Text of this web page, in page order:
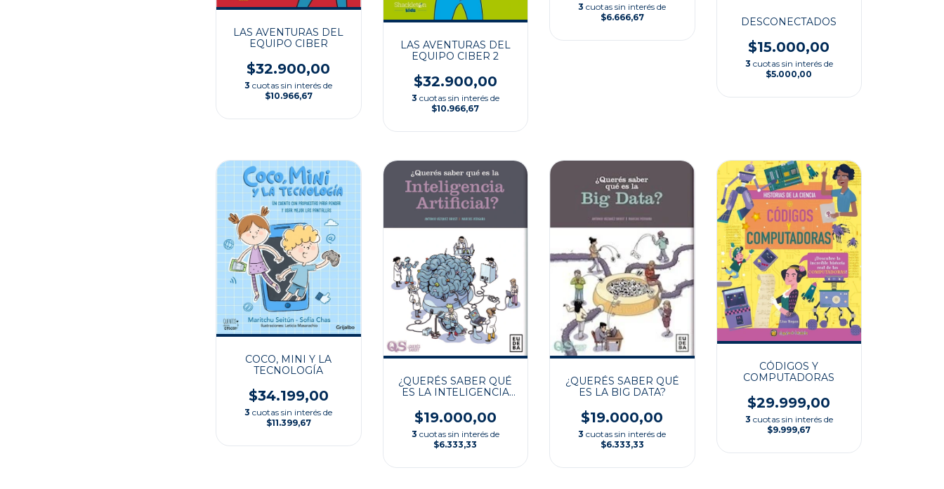
LAS AVENTURAS DEL
EQUIPO CIBER
$32.900,00
3 cuotas sin interés de
$10.966,67
LAS AVENTURAS DEL
EQUIPO CIBER 2
$32.900,00
3 cuotas sin interés de
$10.966,67
3 cuotas sin interés de
$6.666,67
DESCONECTADOS
$15.000,00
3 cuotas sin interés de
$5.000,00
COCO, MINI Y LA
TECNOLOGÍA
$34.199,00
3 cuotas sin interés de
$11.399,67
¿QUERÉS SABER QUÉ
ES LA INTELIGENCIA
$19.000,00
3 cuotas sin interés de
$6.333,33
¿QUERÉS SABER QUÉ
ES LA BIG DATA?
$19.000,00
3 cuotas sin interés de
$6.333,33
CÓDIGOS Y
COMPUTADORAS
$29.999,00
3 cuotas sin interés de
$9.999,67